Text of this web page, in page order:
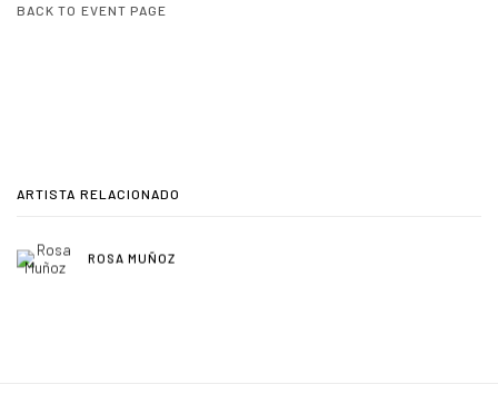
BACK TO EVENT PAGE
ARTISTA RELACIONADO
ROSA MUÑOZ